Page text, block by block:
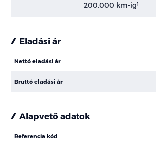
200.000 km-ig1
Eladási ár
Nettó eladási ár
Bruttó eladási ár
Alapvető adatok
Referencia kód